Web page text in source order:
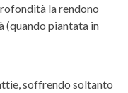
la rendono
(quando piantata in
soffrendo soltanto